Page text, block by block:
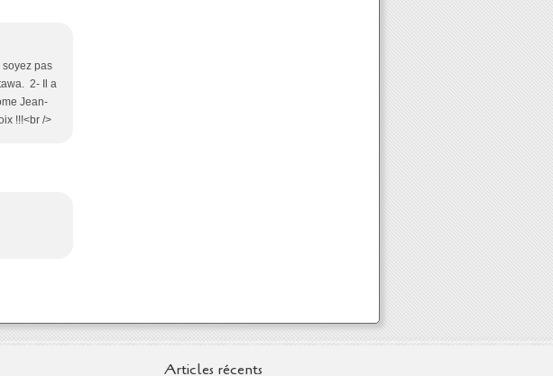
pas
2- Il a
Jean-
!!!<br />
Articles récents